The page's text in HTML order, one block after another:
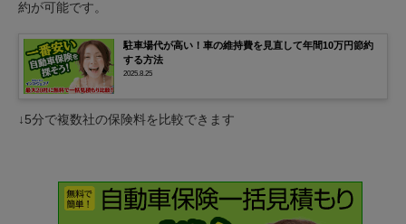
約が可能です。
駐車場代が高い！車の維持費を見直して年間10万円節約
する方法
2025.8.25
↓5分で複数社の保険料を比較できます